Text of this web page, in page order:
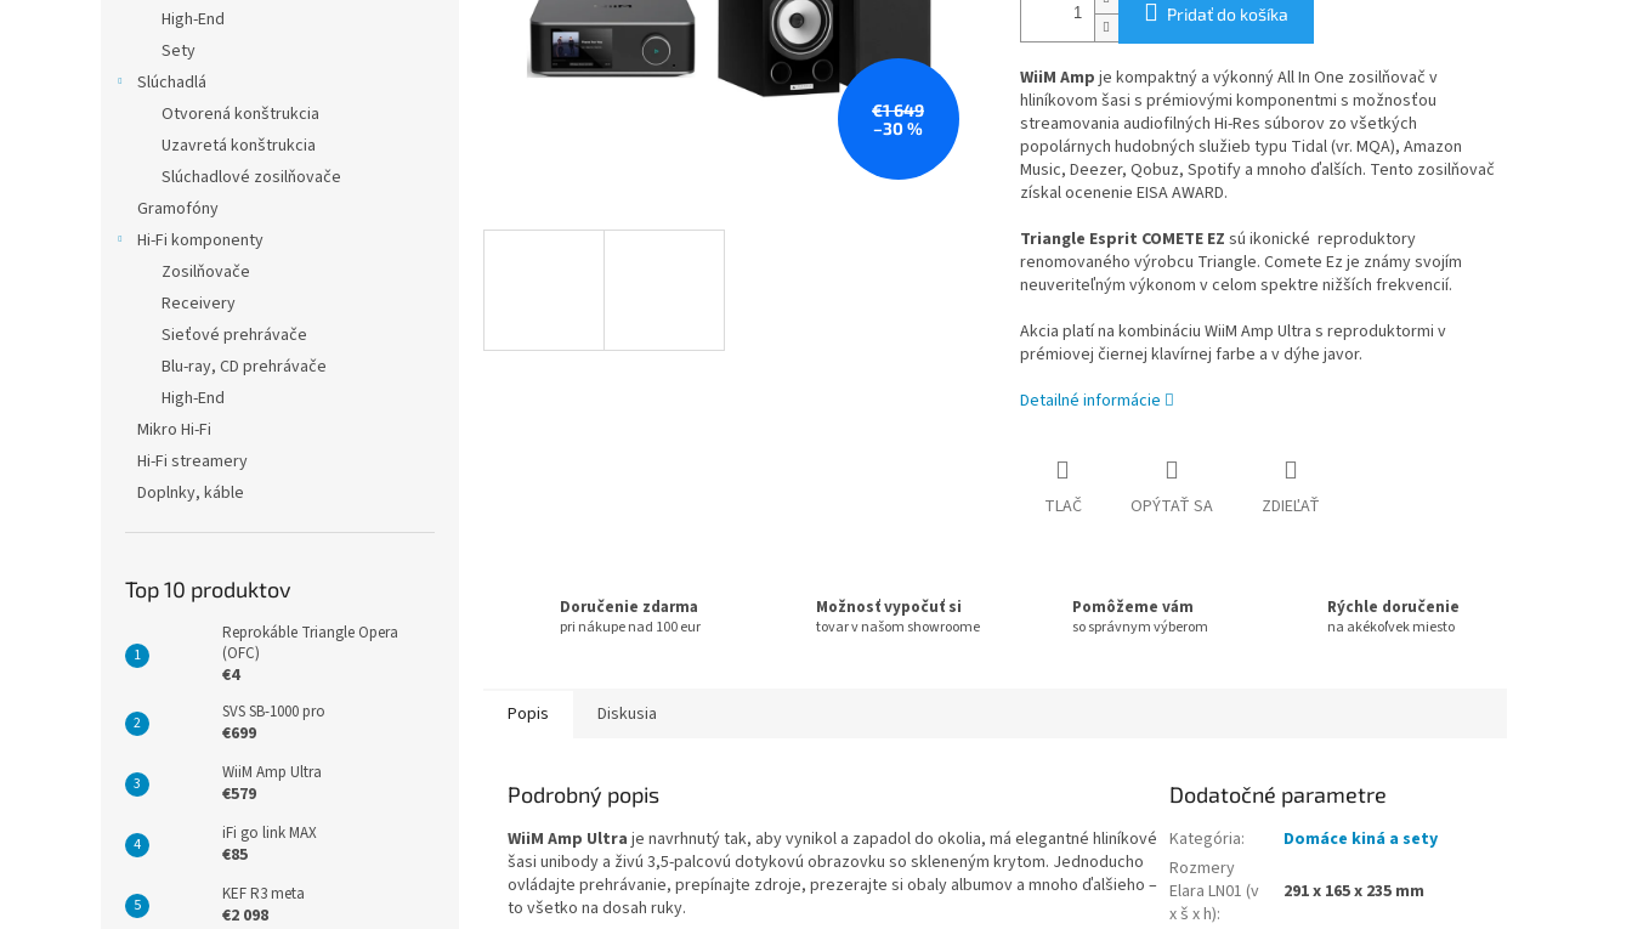
High-End
Sety
Slúchadlá
Otvorená konštrukcia
Uzavretá konštrukcia
Slúchadlové zosilňovače
Gramofóny
Hi-Fi komponenty
Zosilňovače
Receivery
Sieťové prehrávače
Blu-ray, CD prehrávače
High-End
Mikro Hi-Fi
Hi-Fi streamery
Doplnky, káble
Top 10 produktov
Reprokáble Triangle Opera
(OFC)
€4
SVS SB-1000 pro
€699
WiiM Amp Ultra
€579
iFi go link MAX
€85
KEF R3 meta
€2 098
€1 649
–30 %
Pridať do košíka
WiiM Amp je kompaktný a výkonný All In One zosilňovač v
hliníkovom šasi s prémiovými komponentmi s možnosťou
streamovania audiofilných Hi-Res súborov zo všetkých
popolárnych hudobných služieb typu Tidal (vr. MQA), Amazon
Music, Deezer, Qobuz, Spotify a mnoho ďalších. Tento zosilňovač
získal ocenenie EISA AWARD.
Triangle Esprit COMETE EZ sú ikonické reproduktory
renomovaného výrobcu Triangle. Comete Ez je známy svojím
neuveriteľným výkonom v celom spektre nižších frekvencií.
Akcia platí na kombináciu WiiM Amp Ultra s reproduktormi v
prémiovej čiernej klavírnej farbe a v dýhe javor.
Detailné informácie
TLAČ OPÝTAŤ SA ZDIEĽAŤ
Doručenie zdarma
pri nákupe nad 100 eur
Možnosť vypočuť si
tovar v našom showroome
Pomôžeme vám
so správnym výberom
Rýchle doručenie
na akékoľvek miesto
Popis Diskusia
Podrobný popis
WiiM Amp Ultra je navrhnutý tak, aby vynikol a zapadol do okolia, má elegantné hliníkové
šasi unibody a živú 3,5-palcovú dotykovú obrazovku so skleneným krytom. Jednoducho
ovládajte prehrávanie, prepínajte zdroje, prezerajte si obaly albumov a mnoho ďalšieho –
to všetko na dosah ruky.
Dodatočné parametre
Kategória:
Domáce kiná a sety
Rozmery
Elara LN01 (v
x š x h):
291 x 165 x 235 mm